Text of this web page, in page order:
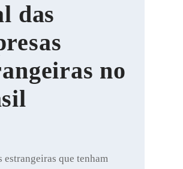
das
no
estrangeiras que tenham